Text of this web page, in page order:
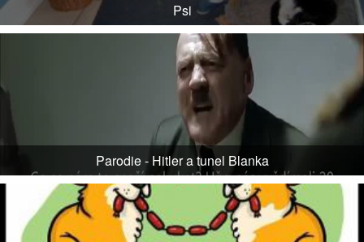
Psi
Parodie - Hitler a tunel Blanka